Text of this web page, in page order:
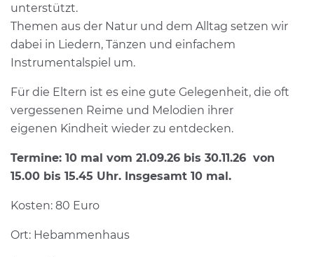
unterstützt.
Themen aus der Natur und dem Alltag setzen wir
dabei in Liedern, Tänzen und einfachem
Instrumentalspiel um.
Für die Eltern ist es eine gute Gelegenheit, die oft
vergessenen Reime und Melodien ihrer
eigenen Kindheit wieder zu entdecken.
Termine: 10 mal vom 21.09.26 bis 30.11.26 von
15.00 bis 15.45 Uhr. Insgesamt 10 mal.
Kosten: 80 Euro
Ort: Hebammenhaus